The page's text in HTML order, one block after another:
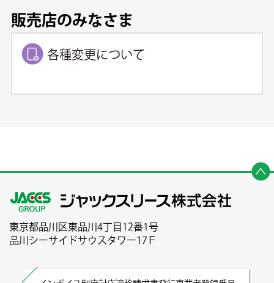
販売店のみなさま
各種変更について
東京都品川区東品川4丁目12番1号
品川シーサイドサウスタワー17Ｆ